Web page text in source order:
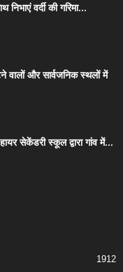
वर्दी की गरिमा...
वालों और सार्वजनिक स्थलों में
सेकेंडरी स्कूल द्वारा गांव में...
1912